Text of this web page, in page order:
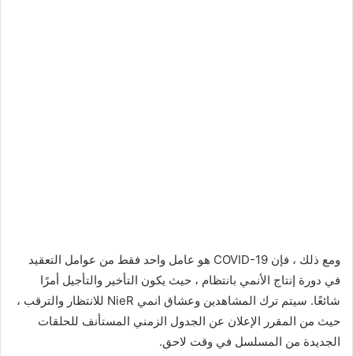
ومع ذلك ، فإن COVID-19 هو عامل واحد فقط من عوامل التعقيد
في دورة إنتاج الأنمي بانتظام ، حيث يكون التأخير والتأجيل أمرًا
شائعًا. سيتم ترك المشاهدين وعشاق انمي NieR للانتظار والترقب ،
حيث من المقرر الإعلان عن الجدول الزمني المستأنف للحلقات
الجديدة من المسلسل في وقت لاحق.